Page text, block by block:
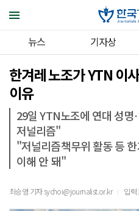
뉴스 기자상
한겨레 노조가 YTN 이
이유
29일 YTN노조에 연대 성
저널리즘"
"저널리즘책무위 활동 등
이해 안 돼"
최승영 기자 sychoi@journalist.or.kr ｜ 입력